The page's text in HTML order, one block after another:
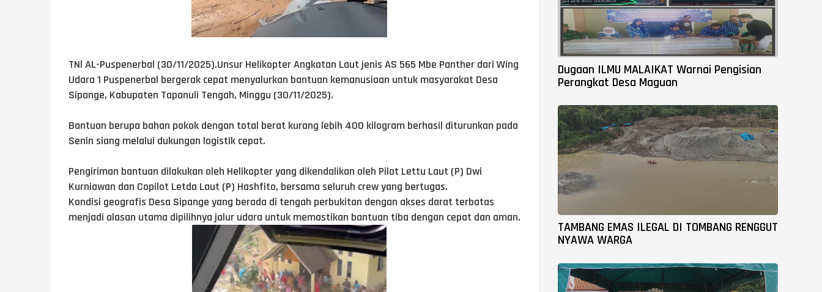
TNl AL-Puspenerbal (30/11/2025).Unsur Helikopter Angkatan Laut jenis AS 565 Mbe Panther dari Wing
Udara 1 Puspenerbal bergerak cepat menyalurkan bantuan kemanusiaan untuk masyarakat Desa
Sipange, Kabupaten Tapanuli Tengah, Minggu (30/11/2025).
Bantuan berupa bahan pokok dengan total berat kurang lebih 400 kilogram berhasil diturunkan pada
Senin siang melalui dukungan logistik cepat.
Pengiriman bantuan dilakukan oleh Helikopter yang dikendalikan oleh Pilot Lettu Laut (P) Dwi
Kurniawan dan Copilot Letda Laut (P) Hashfito, bersama seluruh crew yang bertugas.
Kondisi geografis Desa Sipange yang berada di tengah perbukitan dengan akses darat terbatas
menjadi alasan utama dipilihnya jalur udara untuk memastikan bantuan tiba dengan cepat dan aman.
Dugaan ILMU MALAIKAT Warnai Pengisian
Perangkat Desa Maguan
TAMBANG EMAS ILEGAL DI TOMBANG RENGGUT
NYAWA WARGA